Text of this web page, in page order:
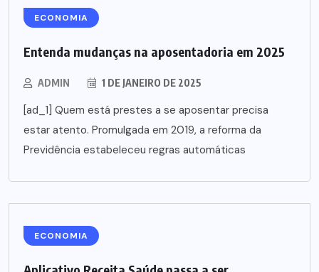
ECONOMIA
Entenda mudanças na aposentadoria em 2025
ADMIN 1 DE JANEIRO DE 2025
[ad_1] Quem está prestes a se aposentar precisa
estar atento. Promulgada em 2019, a reforma da
Previdência estabeleceu regras automáticas
ECONOMIA